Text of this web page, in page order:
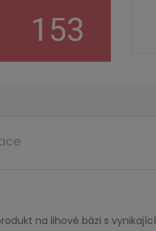
produkt na lihové bázi s